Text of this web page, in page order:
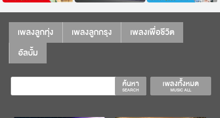
เพลงลูกทุ่ง เพลงลูกกรุง
เพลงเพื่อชีวิต
อัลบั้ม
เพลงทั้งหมด
MUSIC ALL
ค้นหา
SEARCH